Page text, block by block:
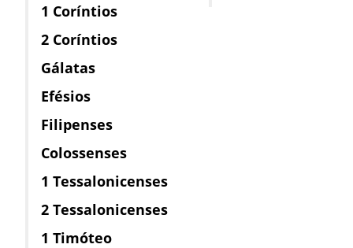
1 Coríntios
2 Coríntios
Gálatas
Efésios
Filipenses
Colossenses
1 Tessalonicenses
2 Tessalonicenses
1 Timóteo